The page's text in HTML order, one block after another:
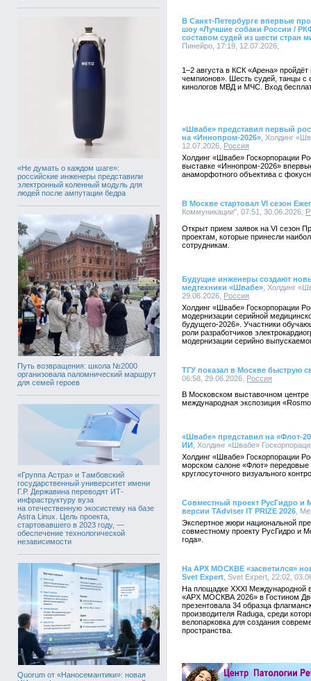
«Не думать о каждом шаге»:
российские инженеры представили
электронный коленный модуль для
людей после ампутации бедра
Путь возвращения: школа №2000
организовала паломнический маршрут
для семей героев
«Группа Астра» и Тамбовский
государственный университет имени
Г.Р. Державина переводят ИТ-
инфраструктуру вуза
на отечественную экосистему на базе
Astra Linux. Цель проекта,
стартовавшего в 2023 году, —
обеспечение технологической
независимости
Quorum от «Наносемантики»: новая
В Санкт-Петербурге впервые
шоу «Лучшие собаки России /
составом судей из шести стран
Пинейро, 17:19, 12.07.2026,
1–2 августа в КСК «Арена»
чемпионов». Шесть судей, танцы с
кинологов МВД и МЧС. Вход
«Швабе» представил первый
на «Иннопром-2026» , Холдинг
12.07.2026, Россия
Холдинг «Швабе» Госкорпорации
выставке «Иннопром-2026»
анаморфотного объектива с
В Москве стартовал VI сезон
Коммуникации", 07:51, 30.06.2026,
Открыт прием заявок на VI сезон
проектам, которые принесли
сотрудникам.
Будущие инженеры создают
медтехники «Швабе» , Холдинг
29.06.2026, Россия
Холдинг «Швабе» Госкорпорации
модернизации серийной
будущего-2026». Участники
роли разработчиков
модернизации серийно
ТГУ показал в Москве быструю
06:58, 29.06.2026, Россия
В Московском выставочном
международная экспозиция
«Швабе» представил на «Флот-
ИИ , Холдинг «Швабе»
Холдинг «Швабе» Госкорпорации
морском салоне «Флот» передовые
круглосуточного визуального
Совместный проект РусГидро и
версии TAdviser IT PRIZE 2026 ,
Экспертное жюри национальной
совместному проекту РусГидро и
года».
На АРХ МОСКВЕ «засветился»
Svet Expert , Svet Expert, 22:02,
На площадке XXXI Международной
«АРХ МОСКВА 2026» в Гостином
презентовала 34 образца
производителя Raduga, среди
велопарковка для создания
пространства.